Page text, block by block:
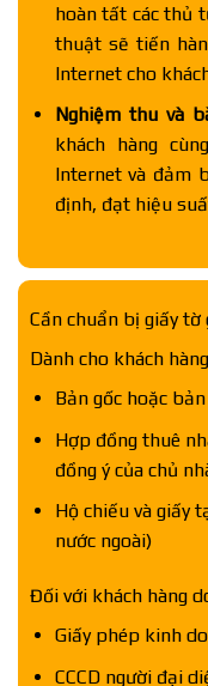
hoàn tất các thủ
thuật sẽ tiến
Internet cho
Nghiệm thu và
khách hàng
Internet và đảm
định, đạt hiệu
Cần chuẩn bị giấy
Dành cho khách
Bản gốc hoặc bản
Hợp đồng thuê
đồng ý của chủ
Hộ chiếu và giấy
nước ngoài)
Đối với khách hàng
Giấy phép kinh
CCCD người đại